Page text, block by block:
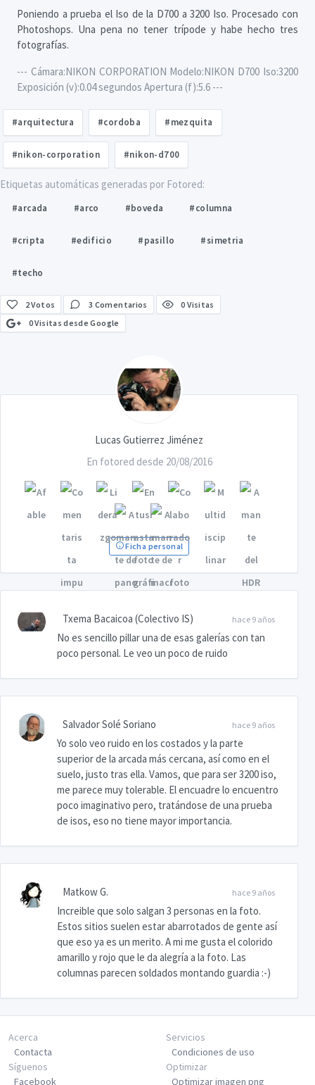
Poniendo a prueba el Iso de la D700 a 3200 Iso. Procesado con
Photoshops. Una pena no tener trípode y habe hecho tres
fotografías.
--- Cámara:NIKON CORPORATION Modelo:NIKON D700 Iso:3200
Exposición (v):0.04 segundos Apertura (f):5.6 ---
#arquitectura #cordoba #mezquita
#nikon-corporation #nikon-d700
Etiquetas automáticas generadas por Fotored:
#arcada #arco #boveda #columna
#cripta #edificio #pasillo #simetria
#techo
2Votos 3 Comentarios
0 Visitas
0 Visitas desde Google
Lucas Gutierrez Jiménez
En fotored desde 20/08/2016
Ficha personal
hace 9 años
Txema Bacaicoa (Colectivo IS)
No es sencillo pillar una de esas galerías con tan
poco personal. Le veo un poco de ruido
hace 9 años
Salvador Solé Soriano
Yo solo veo ruido en los costados y la parte
superior de la arcada más cercana, así como en el
suelo, justo tras ella. Vamos, que para ser 3200 iso,
me parece muy tolerable. El encuadre lo encuentro
poco imaginativo pero, tratándose de una prueba
de isos, eso no tiene mayor importancia.
hace 9 años
Matkow G.
Increible que solo salgan 3 personas en la foto.
Estos sitios suelen estar abarrotados de gente así
que eso ya es un merito. A mi me gusta el colorido
amarillo y rojo que le da alegría a la foto. Las
columnas parecen soldados montando guardia :-)
Acerca
Contacta
Servicios
Condiciones de uso
Síguenos
Facebook
Optimizar
Optimizar imagen png